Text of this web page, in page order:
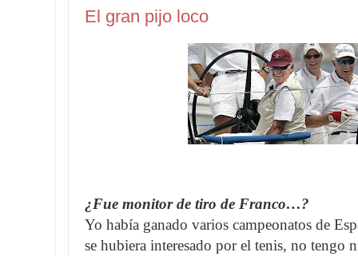
El gran pijo loco
¿Fue monitor de tiro de Franco…?
Yo había ganado varios campeonatos de
se hubiera interesado por el tenis, no tengo